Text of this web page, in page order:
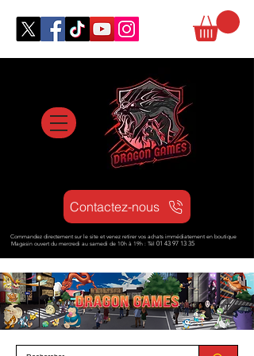
Contactez-nous
Commandez directement sur le site et venez retirer vos achats immédiatement en boutique
Magasin ouvert du mercredi au samedi de 10h à 19h : Tél 01 43 97 13 35